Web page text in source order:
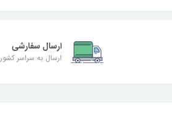
ارسال سفارشی
ارسال به سراسر کشور